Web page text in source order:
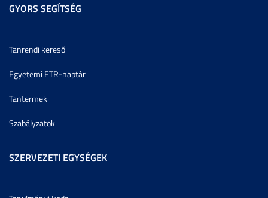
GYORS SEGÍTSÉG
Tanrendi kereső
Egyetemi ETR-naptár
Tantermek
Szabályzatok
SZERVEZETI EGYSÉGEK